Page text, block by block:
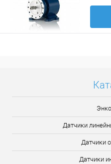
Датчики
Датчики
Датчики